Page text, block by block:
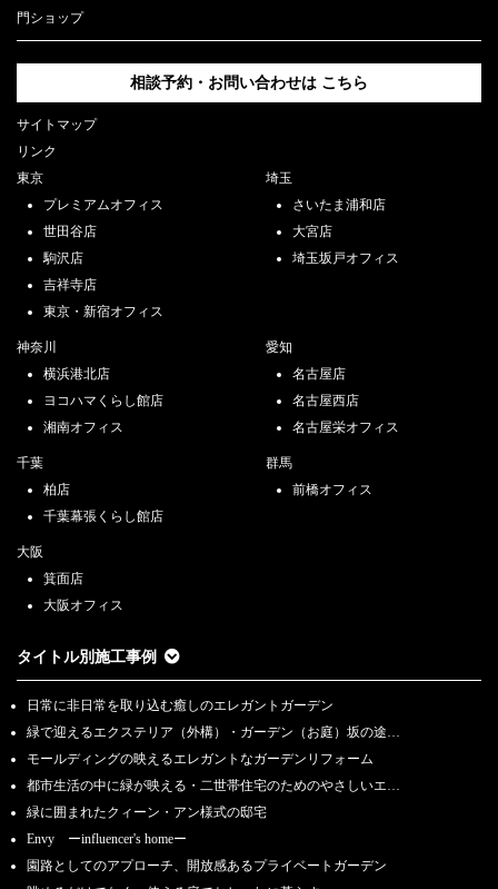
門ショップ
相談予約・お問い合わせは こちら
サイトマップ
リンク
東京
プレミアムオフィス
世田谷店
駒沢店
吉祥寺店
東京・新宿オフィス
千葉
柏店
千葉幕張くらし館店
群馬
前橋オフィス
愛知
名古屋店
名古屋西店
名古屋栄オフィス
神奈川
横浜港北店
ヨコハマくらし館店
湘南オフィス
埼玉
さいたま浦和店
大宮店
埼玉坂戸オフィス
大阪
箕面店
大阪オフィス
タイトル別施工事例
日常に非日常を取り込む癒しのエレガントガーデン
緑で迎えるエクステリア（外構）・ガーデン（お庭）坂の途…
モールディングの映えるエレガントなガーデンリフォーム
都市生活の中に緑が映える・二世帯住宅のためのやさしいエ…
緑に囲まれたクィーン・アン様式の邸宅
Envy ーinfluencer's homeー
園路としてのアプローチ、開放感あるプライベートガーデン